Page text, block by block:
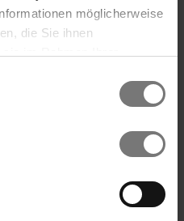
möglicherweise
die Sie ihnen
(Tracking-Pixel),
Bereitstellung unserer
Spracheinstellungen),
Ihre Einwilligung in die
Cookies werden von uns